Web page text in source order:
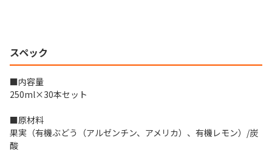
スペック
■内容量
250ml×30本セット
■原材料
果実（有機ぶどう（アルゼンチン、アメリカ）、有機レモン）/炭
酸